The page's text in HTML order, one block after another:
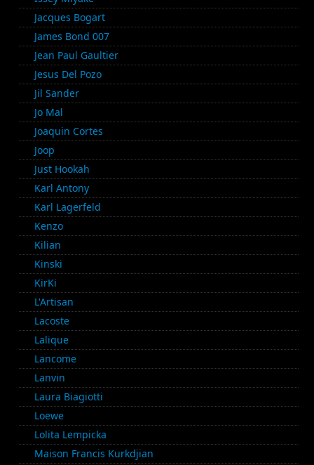
Jacques Bogart
James Bond 007
Jean Paul Gaultier
Jesus Del Pozo
Jil Sander
Jo Mal
Joaquin Cortes
Joop
Just Hookah
Karl Antony
Karl Lagerfeld
Kenzo
Kilian
Kinski
KirKi
L'Artisan
Lacoste
Lalique
Lancome
Lanvin
Laura Biagiotti
Loewe
Lolita Lempicka
Maison Francis Kurkdjian